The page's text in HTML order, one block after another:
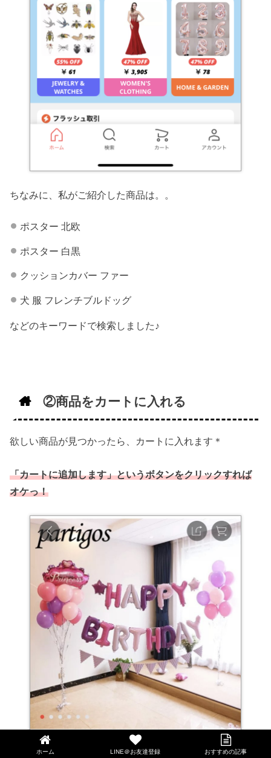
ちなみに、私がご紹介した商品は。。
ポスター 北欧
ポスター 白黒
クッションカバー ファー
犬 服 フレンチブルドッグ
などのキーワードで検索しました♪
②商品をカートに入れる
欲しい商品が見つかったら、カートに入れます＊
「カートに追加します」というボタンをクリックすれば
オケっ！
ホーム LINE＠お友達登録 おすすめの記事
LINE@